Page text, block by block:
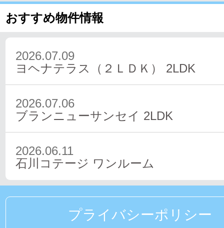
おすすめ物件情報
2026.07.09
ヨヘナテラス（２ＬＤＫ）
2LDK
2026.07.06
ブランニューサンセイ 2LDK
2026.06.11
石川コテージ ワンルーム
プライバシーポリシー